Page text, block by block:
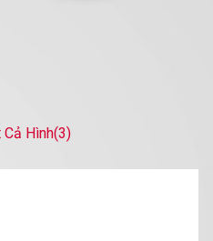
Hình(3)